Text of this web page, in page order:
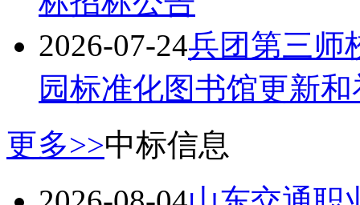
2026-07-24兵团第三师
园标准化图书馆更新
更多>>
中标信息
山东交通